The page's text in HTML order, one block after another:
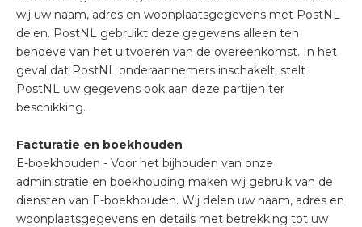
wij uw naam, adres en woonplaatsgegevens met PostNL
delen. PostNL gebruikt deze gegevens alleen ten
behoeve van het uitvoeren van de overeenkomst. In het
geval dat PostNL onderaannemers inschakelt, stelt
PostNL uw gegevens ook aan deze partijen ter
beschikking.
Facturatie en boekhouden
E-boekhouden - Voor het bijhouden van onze
administratie en boekhouding maken wij gebruik van de
diensten van E-boekhouden. Wij delen uw naam, adres en
woonplaatsgegevens en details met betrekking tot uw